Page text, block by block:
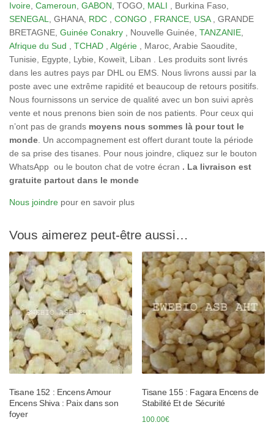
Ivoire, Cameroun, GABON, TOGO, MALI , Burkina Faso,
SENEGAL, GHANA, RDC , CONGO , FRANCE, USA, GRANDE
BRETAGNE, Guinée Conakry , Nouvelle Guinée, TANZANIE,
Afrique du Sud , TCHAD , Algérie , Maroc, Arabie Saoudite,
Tunisie, Egypte, Lybie, Koweït, Liban . Les produits sont livrés
dans les autres pays par DHL ou EMS. Nous livrons aussi par la
poste avec une extrême rapidité et beaucoup de retours positifs.
Nous fournissons un service de qualité avec un bon suivi après
vente et nous prenons bien soin de nos patients. Pour ceux qui
n’ont pas de grands moyens nous sommes là pour tout le
monde. Un accompagnement est offert durant toute la période
de sa prise des tisanes. Pour nous joindre, cliquez sur le bouton
WhatsApp ou le bouton chat de votre écran . La livraison est
gratuite partout dans le monde
Nous joindre pour en savoir plus
Vous aimerez peut-être aussi…
Tisane 152 : Encens Amour
Encens Shiva : Paix dans son
foyer
Tisane 155 : Fagara Encens de
Stabilité Et de Sécurité
100.00€